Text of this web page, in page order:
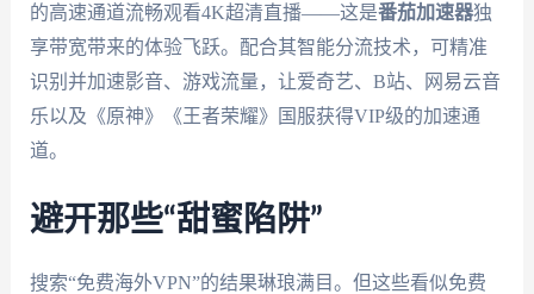
的高速通道流畅观看4K超清直播——这是番茄加速器独
享带宽带来的体验飞跃。配合其智能分流技术，可精准
识别并加速影音、游戏流量，让爱奇艺、B站、网易云音
乐以及《原神》《王者荣耀》国服获得VIP级的加速通
道。
避开那些“甜蜜陷阱”
搜索“免费海外VPN”的结果琳琅满目。但这些看似免费